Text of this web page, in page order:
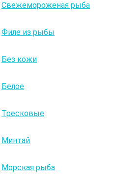
Свежемороженая рыба
Филе из рыбы
Без кожи
Белое
Тресковые
Минтай
Морская рыба